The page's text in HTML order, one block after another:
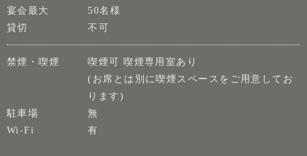
宴会最大
50名様
貸切
不可
禁煙・喫煙
喫煙可 喫煙専用室あり
(お席とは別に喫煙スペースをご用意してお
ります)
駐車場
無
Wi-Fi
有